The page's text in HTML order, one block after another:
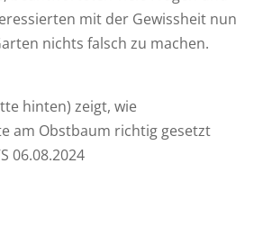
mit der Gewissheit nun
nichts falsch zu machen.
hinten) zeigt, wie
am Obstbaum richtig gesetzt
06.08.2024